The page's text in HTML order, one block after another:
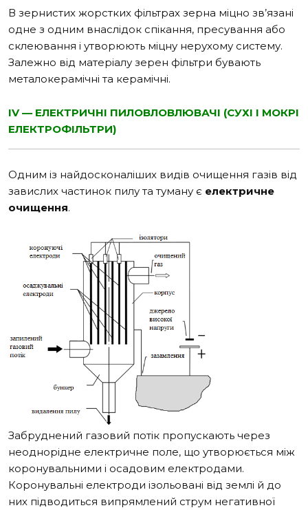
В зернистих жорстких фільтрах зерна міцно зв’язані
одне з одним внаслідок спікання, пресування або
склеювання і утворюють міцну нерухому систему.
Залежно від матеріалу зерен фільтри бувають
металокерамічні та керамічні.
IV — ЕЛЕКТРИЧНІ ПИЛОВЛОВЛЮВАЧІ (СУХІ І МОКРІ
ЕЛЕКТРОФІЛЬТРИ)
Одним із найдосконаліших видів очищення газів від
завислих частинок пилу та туману є електричне
очищення.
Забруднений газовий потік пропускають через
неоднорідне електричне поле, що утворюється між
коронувальними і осадовим електродами.
Коронувальні електроди ізольовані від землі й до
них підводиться випрямлений струм негативної